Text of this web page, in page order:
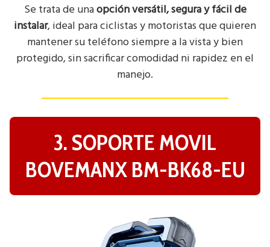
Se trata de unaopción versátil, segura y fácil de
instalar, ideal para ciclistas y motoristas que quieren
mantener su teléfono siempre a la vista y bien
protegido, sin sacrificar comodidad ni rapidez en el
manejo.
3. SOPORTE MOVIL
BOVEMANX BM-BK68-EU